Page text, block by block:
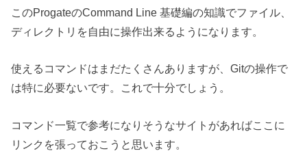
このProgateのCommand Line 基礎編の知識でファイル、
ディレクトリを自由に操作出来るようになります。
使えるコマンドはまだたくさんありますが、Gitの操作で
は特に必要ないです。これで十分でしょう。
コマンド一覧で参考になりそうなサイトがあればここに
リンクを張っておこうと思います。